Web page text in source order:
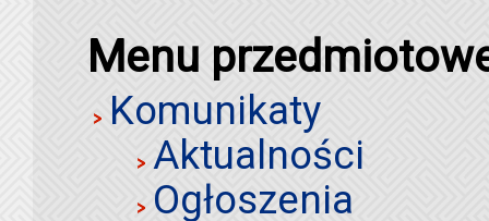
Menu
Komunikaty
Aktualności
Ogłoszenia